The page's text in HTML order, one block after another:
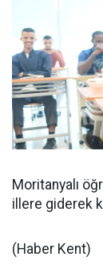
Moritanyalı
illere giderek
(Haber Kent)